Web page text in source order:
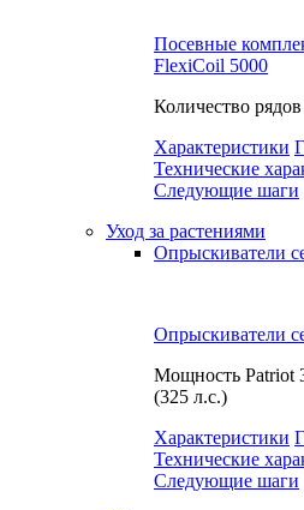
Посевные
FlexiCoil 5000
Количество рядов
Характеристики
Технические
Следующие шаги
Уход за растениями
Опрыскиватели
Опрыскиватели
Мощность Patriot
(325 л.с.)
Характеристики
Технические
Следующие шаги